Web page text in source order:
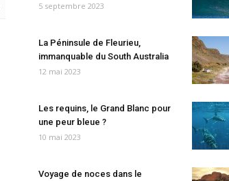
5 septembre 2023
La Péninsule de Fleurieu,
immanquable du South Australia
12 mai 2023
Les requins, le Grand Blanc pour
une peur bleue ?
10 mai 2023
Voyage de noces dans le